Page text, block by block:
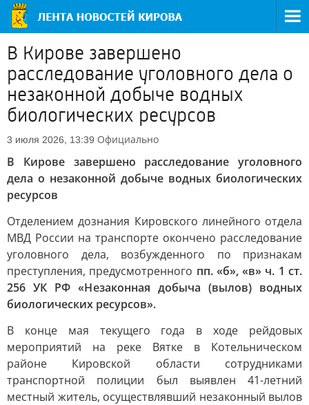
В Кирове завершено
расследование уголовного дела о
незаконной добыче водных
биологических ресурсов
3 июля 2026, 13:39 Официально
В Кирове завершено расследование уголовного
дела о незаконной добыче водных биологических
ресурсов
Отделением дознания Кировского линейного отдела
МВД России на транспорте окончено расследование
уголовного дела, возбужденного по признакам
преступления, предусмотренного пп. «б», «в» ч. 1 ст.
256 УК РФ «Незаконная добыча (вылов) водных
биологических ресурсов».
В конце мая текущего года в ходе рейдовых
мероприятий на реке Вятке в Котельническом
районе Кировской области сотрудниками
транспортной полиции был выявлен 41-летний
местный житель, осуществлявший незаконный вылов